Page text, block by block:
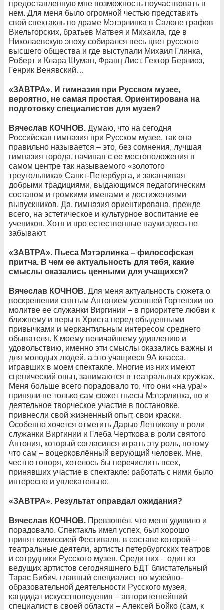
предоставленную мне возможность поучаствовать в
нем. Для меня было огромной честью представить
свой спектакль по драме Мэтэрлинка в Салоне графов
Виельгорских, братьев Матвея и Михаила, где в
Николаевскую эпоху собирался весь цвет русского
высшего общества и где выступали Михаил Глинка,
Роберт и Клара Шуман, Франц Лист, Гектор Берлиоз,
Генрик Венявский…
«ЗАВТРА». И гимназия при Русском музее,
вероятно, не самая простая. Ориентирована на
подготовку специалистов для музея?
Вячеслав КОЧНОВ. Думаю, что на сегодня
Российская гимназия при Русском музее, так она
правильно называется – это, без сомнения, лучшая
гимназия города, начиная с ее местоположения в
самом центре так называемого «золотого
треугольника» Санкт-Петербурга, и заканчивая
добрыми традициями, выдающимся педагогическим
составом и громкими именами и достижениями
выпускников. Да, гимназия ориентирована, прежде
всего, на эстетическое и культурное воспитание ее
учеников. Хотя и про естественные науки здесь не
забывают.
«ЗАВТРА». Пьеса Мэтэрлинка – философская
притча. В чем ее актуальность для тебя, какие
смыслы оказались ценными для учащихся?
Вячеслав КОЧНОВ. Для меня актуальность сюжета о
воскрешении святым Антонием усопшей Гортензии по
молитве ее служанки Виргинии – в приоритете любви к
ближнему и веры в Христа перед обыденными
привычками и меркантильным интересом среднего
обывателя. К моему величайшему удивлению и
удовольствию, именно эти смыслы оказались важны и
для молодых людей, а это учащиеся 9А класса,
игравших в моем спектакле. Многие из них имеют
сценический опыт, занимаются в театральных кружках.
Меня больше всего порадовало то, что они «на ура!»
приняли не только сам сюжет пьесы Мэтэрлинка, но и
деятельное творческое участие в постановке,
привнесли свой жизненный опыт, свои краски.
Особенно хочется отметить Дарью Летникову в роли
служанки Виргинии и Глеба Черткова в роли святого
Антония, который согласился играть эту роль, потому
что сам – воцерковлённый верующий человек. Мне,
честно говоря, хотелось бы перечислить всех,
принявших участие в спектакле: работать с ними было
интересно и увлекательно.
«ЗАВТРА». Результат оправдал ожидания?
Вячеслав КОЧНОВ. Превзошёл, что меня удивило и
порадовало. Спектакль имел успех, был хорошо
принят комиссией Фестиваля, в составе которой –
театральные деятели, артисты петербургских театров
и сотрудники Русского музея. Среди них – один из
ведущих артистов сегодняшнего БДТ блистательный
Тарас Бибич, главный специалист по музейно-
образовательной деятельности Русского музея,
кандидат искусствоведения – авторитетнейший
специалист в своей области – Алексей Бойко (сам, к